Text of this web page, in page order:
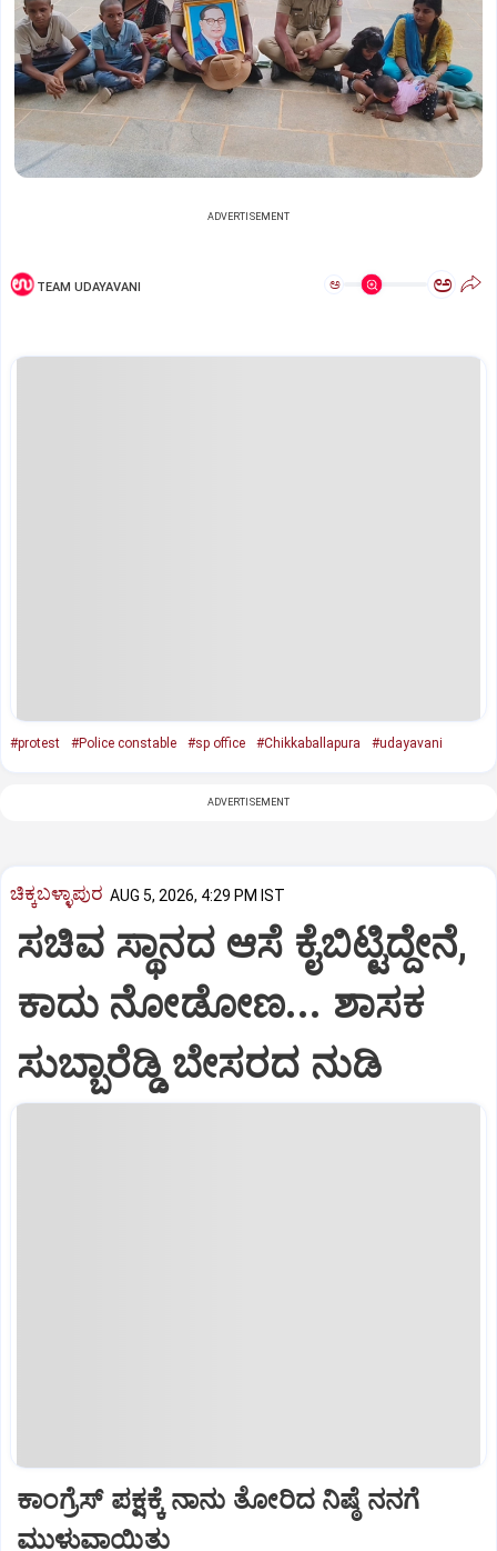
ADVERTISEMENT
TEAM UDAYAVANI ಅ ಅ
#protest #Police constable #sp office #Chikkaballapura #udayavani
ADVERTISEMENT
ಚಿಕ್ಕಬಳ್ಳಾಪುರ AUG 5, 2026, 4:29 PM IST
ಸಚಿವ ಸ್ಥಾನದ ಆಸೆ ಕೈಬಿಟ್ಟಿದ್ದೇನೆ,
ಕಾದು ನೋಡೋಣ... ಶಾಸಕ
ಸುಬ್ಬಾರೆಡ್ಡಿ ಬೇಸರದ ನುಡಿ
ಕಾಂಗ್ರೆಸ್ ಪಕ್ಷಕ್ಕೆ ನಾನು ತೋರಿದ ನಿಷ್ಠೆ ನನಗೆ
ಮುಳುವಾಯಿತು